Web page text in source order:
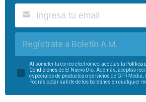
Regístrate a Boletín A.M.
Al someter tu correo electrónico, aceptas la Política
Condiciones de El Nuevo Día. Además, aceptas
especiales de productos o servicios de GFR Media,
Podrás optar salirte de los boletines en cualquier